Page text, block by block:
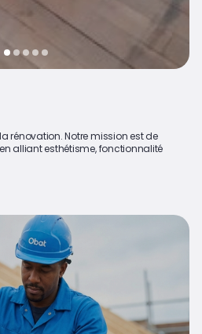
rénovation. Notre mission est de
alliant esthétisme, fonctionnalité